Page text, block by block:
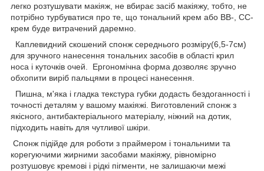
легко розтушувати макіяж, не вбирає засіб макіяжу, тобто, не
потрібно турбуватися про те, що тональний крем або ВВ-, СС-
крем буде витрачений даремно.
Каплевидний скошений спонж середнього розміру(6,5-7см)
для зручного нанесення тональних засобів в області крил
носа і куточків очей. Ергономічна форма дозволяє зручно
обхопити виріб пальцями в процесі нанесення.
Пишна, м'яка і гладка текстура губки додасть бездоганності і
точності деталям у вашому макіяжі. Виготовлений спонж з
якісного, антибактеріального матеріалу, ніжний на дотик,
підходить навіть для чутливої шкіри.
Спонж підійде для роботи з праймером і тональними та
корегуючими жирними засобами макіяжу, рівномірно
розтушовує кремові і рідкі пігменти, не залишаючи межі